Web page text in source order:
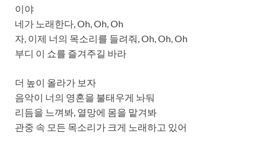
이야
네가 노래한다, Oh, Oh, Oh
자, 이제 너의 목소리를 들려줘, Oh, Oh, Oh
부디 이 쇼를 즐겨주길 바라
더 높이 올라가 보자
음악이 너의 영혼을 불태우게 놔둬
리듬을 느껴봐, 열망에 몸을 맡겨봐
관중 속 모든 목소리가 크게 노래하고 있어